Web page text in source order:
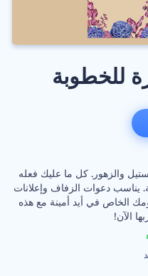
للخطوبة
والزهور. كل ما عليك فعله
يناسب دعوات الزفاف وإعلانات
الخاص في أيد أمينة مع هذه
الآن!